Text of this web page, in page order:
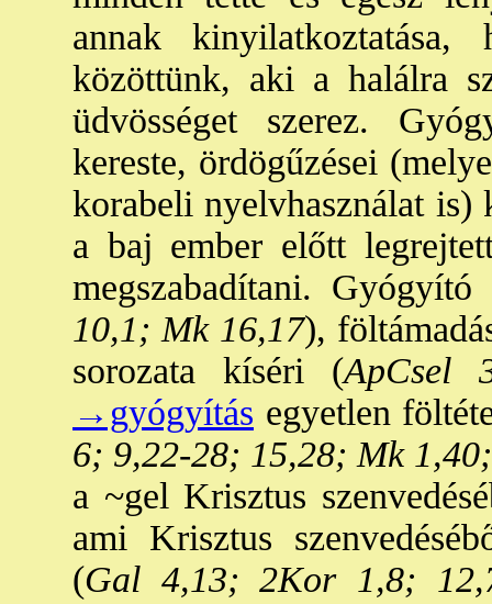
annak
közöttünk, aki a halálra
üdvösséget szerez.
kereste, ördögűzései
korabeli nyelvhasználat is)
a baj ember előtt
megszabadítani.
10,1; Mk 16,17),
sorozata kíséri (ApCsel
→gyógyítás egyetlen
6; 9,22-28; 15,28; Mk
a ~gel Krisztus
ami Krisztus
(Gal 4,13; 2Kor 1,8;